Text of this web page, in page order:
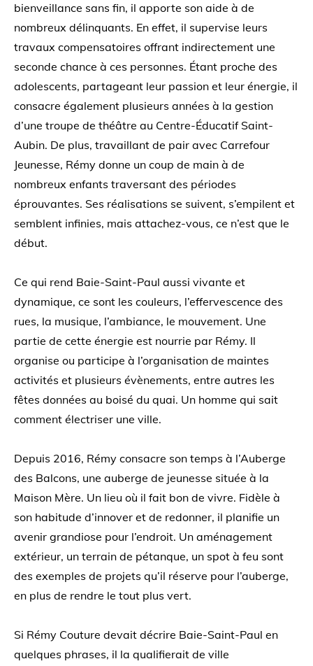
bienveillance sans fin, il apporte son aide à de
nombreux délinquants. En effet, il supervise leurs
travaux compensatoires offrant indirectement une
seconde chance à ces personnes. Étant proche des
adolescents, partageant leur passion et leur énergie, il
consacre également plusieurs années à la gestion
d’une troupe de théâtre au Centre-Éducatif Saint-
Aubin. De plus, travaillant de pair avec Carrefour
Jeunesse, Rémy donne un coup de main à de
nombreux enfants traversant des périodes
éprouvantes. Ses réalisations se suivent, s’empilent et
semblent infinies, mais attachez-vous, ce n’est que le
début.
Ce qui rend Baie-Saint-Paul aussi vivante et
dynamique, ce sont les couleurs, l’effervescence des
rues, la musique, l’ambiance, le mouvement. Une
partie de cette énergie est nourrie par Rémy. Il
organise ou participe à l’organisation de maintes
activités et plusieurs évènements, entre autres les
fêtes données au boisé du quai. Un homme qui sait
comment électriser une ville.
Depuis 2016, Rémy consacre son temps à l’Auberge
des Balcons, une auberge de jeunesse située à la
Maison Mère. Un lieu où il fait bon de vivre. Fidèle à
son habitude d’innover et de redonner, il planifie un
avenir grandiose pour l’endroit. Un aménagement
extérieur, un terrain de pétanque, un spot à feu sont
des exemples de projets qu’il réserve pour l’auberge,
en plus de rendre le tout plus vert.
Si Rémy Couture devait décrire Baie-Saint-Paul en
quelques phrases, il la qualifierait de ville